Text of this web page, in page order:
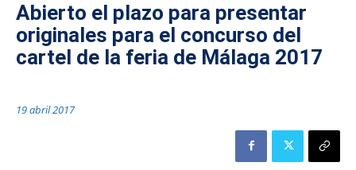
Abierto el plazo para presentar
originales para el concurso del
cartel de la feria de Málaga 2017
19 abril 2017